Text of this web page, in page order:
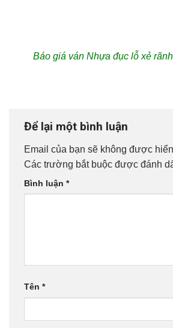
Báo giá ván Nhựa đục lỗ xẻ
Để lại một bình luận
Email của bạn sẽ không được
Các trường bắt buộc được đánh
Bình luận *
Tên *